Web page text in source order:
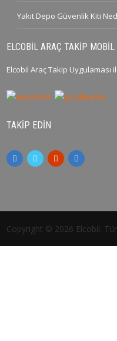
Yakıt Depo Güvenlik Kiti
ELCOBIL ARAÇ TAKIP
Elcobil Araç Takip
TAKIP EDIN
Copyright © 2026 Elcobil.